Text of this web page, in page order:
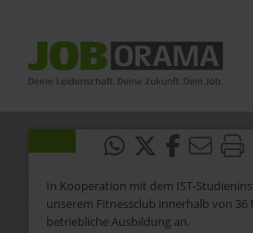
In Kooperation mit dem IST-
unserem Fitnessclub innerhalb von 36
betriebliche Ausbildung an.